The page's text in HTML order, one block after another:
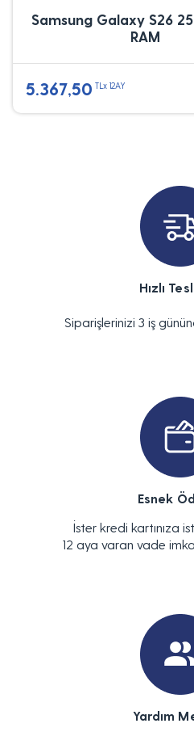
Samsung Galaxy S26
RAM
5.367,50 TLx 12AY
Hızlı
Siparişlerinizi 3 iş
Esnek
İster kredi kartınıza
12 aya varan vade
Yardım